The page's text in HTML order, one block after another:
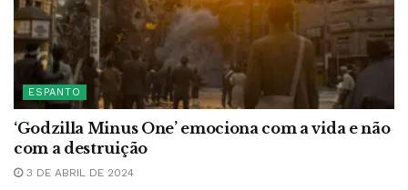
ESPANTO
‘Godzilla Minus One’ emociona com a vida e não
com a destruição
3 DE ABRIL DE 2024